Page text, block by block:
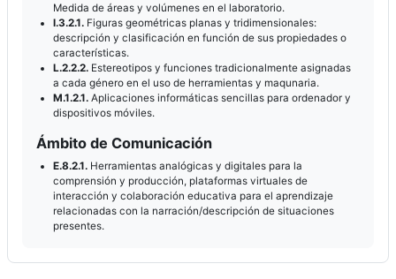
Medida de áreas y volúmenes en el laboratorio.
I.3.2.1. Figuras geométricas planas y tridimensionales:
descripción y clasificación en función de sus propiedades o
características.
L.2.2.2. Estereotipos y funciones tradicionalmente asignadas
a cada género en el uso de herramientas y maqunaria.
M.1.2.1.Aplicaciones informáticas sencillas para ordenador y
dispositivos móviles.
Ámbito de Comunicación
E.8.2.1. Herramientas analógicas y digitales para la
comprensión y producción, plataformas virtuales de
interacción y colaboración educativa para el aprendizaje
relacionadas con la narración/descripción de situaciones
presentes.